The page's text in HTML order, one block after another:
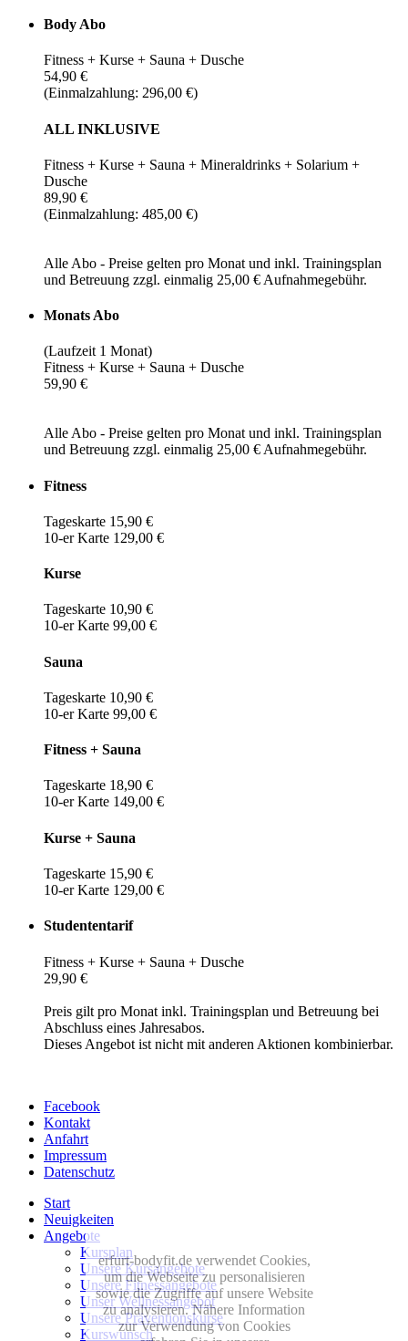
Body Abo
Fitness + Kurse + Sauna + Dusche
54,90 €
(Einmalzahlung: 296,00 €)
ALL INKLUSIVE
Fitness + Kurse + Sauna + Mineraldrinks + Solarium +
Dusche
89,90 €
(Einmalzahlung: 485,00 €)
Alle Abo - Preise gelten pro Monat und inkl. Trainingsplan
und Betreuung zzgl. einmalig 25,00 € Aufnahmegebühr.
Monats Abo
(Laufzeit 1 Monat)
Fitness + Kurse + Sauna + Dusche
59,90 €
Alle Abo - Preise gelten pro Monat und inkl. Trainingsplan
und Betreuung zzgl. einmalig 25,00 € Aufnahmegebühr.
Fitness
Tageskarte 15,90 €
10-er Karte 129,00 €
Kurse
Tageskarte 10,90 €
10-er Karte 99,00 €
Sauna
Tageskarte 10,90 €
10-er Karte 99,00 €
Fitness + Sauna
Tageskarte 18,90 €
10-er Karte 149,00 €
Kurse + Sauna
Tageskarte 15,90 €
10-er Karte 129,00 €
Studententarif
Fitness + Kurse + Sauna + Dusche
29,90 €
Preis gilt pro Monat inkl. Trainingsplan und Betreuung bei
Abschluss eines Jahresabos.
Dieses Angebot ist nicht mit anderen Aktionen kombinierbar.
Facebook
Kontakt
Anfahrt
Impressum
Datenschutz
Start
Neuigkeiten
Angebote
Kursplan
Unsere Kursangebote
Unsere Fitnessangebote
Unser Wellnessangebot
Unsere Präventionskurse
Kurswunsch
erfurt-bodyfit.de verwendet Cookies,
um die Webseite zu personalisieren
sowie die Zugriffe auf unsere Website
zu analysieren. Nähere Information
zur Verwendung von Cookies